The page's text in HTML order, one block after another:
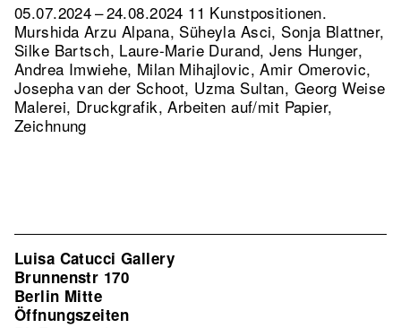
05.07.2024 – 24.08.2024 11 Kunstpositionen.
Murshida Arzu Alpana, Süheyla Asci, Sonja Blattner,
Silke Bartsch, Laure-Marie Durand, Jens Hunger,
Andrea Imwiehe, Milan Mihajlovic, Amir Omerovic,
Josepha van der Schoot, Uzma Sultan, Georg Weise
Malerei, Druckgrafik, Arbeiten auf/mit Papier,
Zeichnung
Luisa Catucci Gallery
Brunnenstr 170
Berlin Mitte
Öffnungszeiten